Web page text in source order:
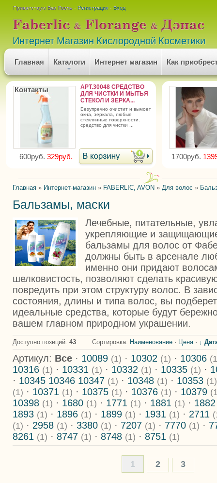
Приветствую Вас Гость · Регистрация · Вход
Интернет Магазин Кислородной Косметики
Главная Каталоги Интернет магазин Как
Контакты
АРТ.30048 СРЕДСТВО
ДЛЯ ЧИСТКИ И МЫТЬЯ
СТЕКОЛ И ЗЕРКА...
безупречно очистит и вымоет
окна, зеркала, любые
стеклянные поверхности.
средство для чистки ...
600руб. 329руб. 1700руб.
Главная » Интернет-магазин » FABERLIC, AVON » Для волос »
Бальзамы, маски
Лечебные, питательные,
укрепляющие и
бальзамы для волос от
должны быть в арсенале
именно они придают
шелковистость, позволяют сделать
повредить при этом структуру волос. В
состояния, длины и типа волос, вы
идеальные средства, которые будут
вашем главном природном украшении.
Доступно позиций: 43 Сортировка: Наименование · Цена· ↓
Артикул: Все · 10089 (1) · 10302 (1) · 10306
10316 (1) · 10331 (1) · 10332 (1) · 10335 (1) ·
· 10345 10346 10347 (1) · 10348 (1) · 10353 (1)
(1) · 10371 (1) · 10375 (1) · 10376 (1) · 10379
10398 (1) · 1680 (1) · 1771 (1) · 1881 (1) ·
1893 (1) · 1896 (1) · 1899 (1) · 1931 (1) · 2711
(1) · 2958 (1) · 3380 (1) · 7207 (1) · 7770 (1) ·
8261 (1) · 8747 (1) · 8748 (1) · 8751 (1)
1 2 3